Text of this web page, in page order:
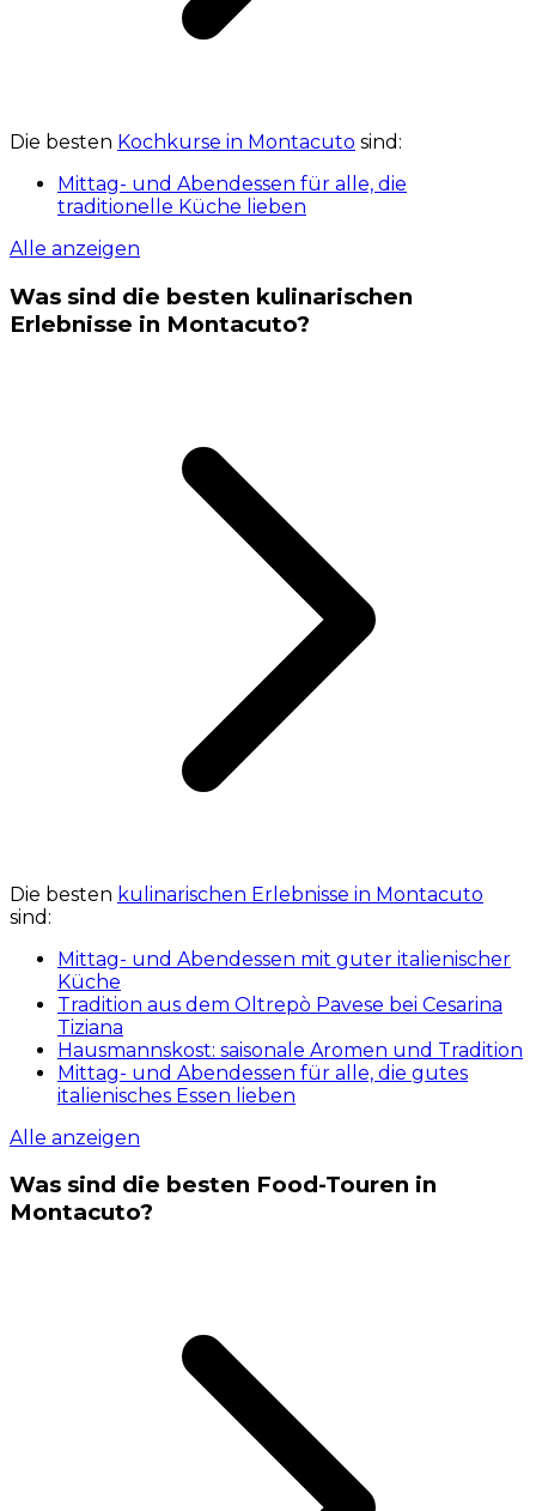
Die besten Kochkurse in Montacuto sind:
Mittag- und Abendessen für alle, die
traditionelle Küche lieben
Alle anzeigen
Was sind die besten kulinarischen
Erlebnisse in Montacuto?
Die besten kulinarischen Erlebnisse in Montacuto
sind:
Mittag- und Abendessen mit guter italienischer
Küche
Tradition aus dem Oltrepò Pavese bei Cesarina
Tiziana
Hausmannskost: saisonale Aromen und Tradition
Mittag- und Abendessen für alle, die gutes
italienisches Essen lieben
Alle anzeigen
Was sind die besten Food-Touren in
Montacuto?